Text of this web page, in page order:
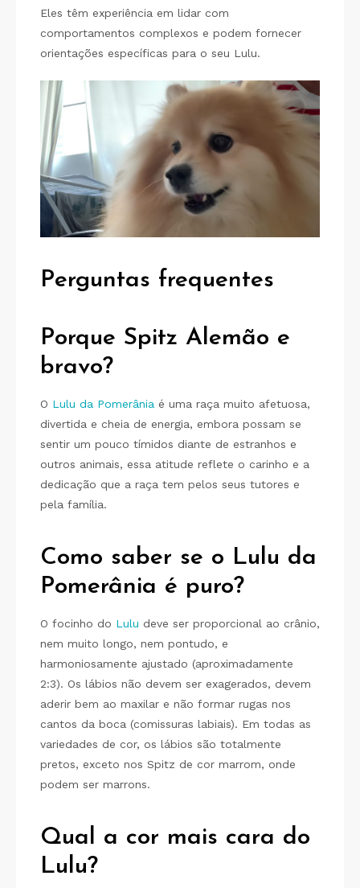
Eles têm experiência em lidar com
comportamentos complexos e podem fornecer
orientações específicas para o seu Lulu.
Perguntas frequentes
Porque Spitz Alemão e
bravo?
O Lulu da Pomerânia é uma raça muito afetuosa,
divertida e cheia de energia, embora possam se
sentir um pouco tímidos diante de estranhos e
outros animais, essa atitude reflete o carinho e a
dedicação que a raça tem pelos seus tutores e
pela família.
Como saber se o Lulu da
Pomerânia é puro?
O focinho do Lulu deve ser proporcional ao crânio,
nem muito longo, nem pontudo, e
harmoniosamente ajustado (aproximadamente
2:3). Os lábios não devem ser exagerados, devem
aderir bem ao maxilar e não formar rugas nos
cantos da boca (comissuras labiais). Em todas as
variedades de cor, os lábios são totalmente
pretos, exceto nos Spitz de cor marrom, onde
podem ser marrons.
Qual a cor mais cara do
Lulu?